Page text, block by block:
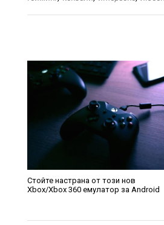
Стойте настрана от този нов
Xbox/Xbox 360 емулатор за Android